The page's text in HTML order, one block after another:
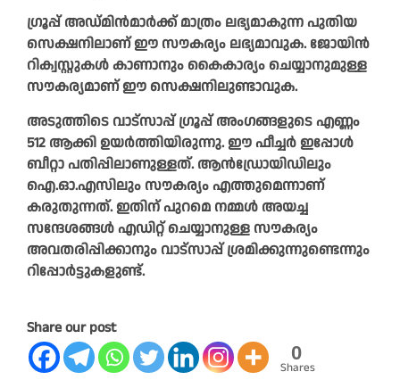
ഗ്രൂപ്പ് അഡ്മിന്‍മാര്‍ക്ക് മാത്രം ലഭ്യമാകുന്ന പുതിയ
സെക്ഷനിലാണ് ഈ സൗകര്യം ലഭ്യമാവുക. ജോയിന്‍
റിക്വസ്റ്റുകള്‍ കാണാനും കൈകാര്യം ചെയ്യാനുമുള്ള
സൗകര്യമാണ് ഈ സെക്ഷനിലുണ്ടാവുക.
അടുത്തിടെ വാട്‌സാപ്പ് ഗ്രൂപ്പ് അംഗങ്ങളുടെ എണ്ണം
512 ആക്കി ഉയര്‍ത്തിയിരുന്നു. ഈ ഫീച്ചര്‍ ഇപ്പോള്‍
ബീറ്റാ പതിപ്പിലാണുള്ളത്. ആന്‍ഡ്രോയിഡിലും
ഐ.ഓ.എസിലും സൗകര്യം എത്തുമെന്നാണ്
കരുതുന്നത്. ഇതിന് പുറമെ നമ്മള്‍ അയച്ച
സന്ദേശങ്ങള്‍ എഡിറ്റ് ചെയ്യാനുള്ള സൗകര്യം
അവതരിപ്പിക്കാനും വാട്‌സാപ്പ് ശ്രമിക്കുന്നുണ്ടെന്നും
റിപ്പോര്‍ട്ടുകളുണ്ട്.
Share our post
0
Shares